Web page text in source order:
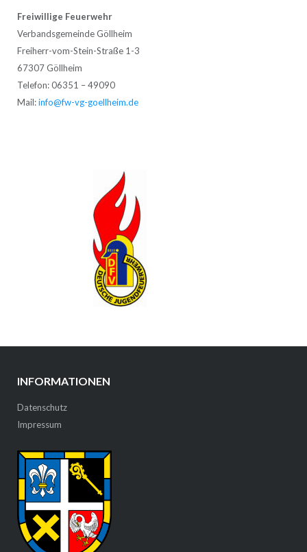
Freiwillige Feuerwehr
Verbandsgemeinde Göllheim
Freiherr-vom-Stein-Straße 1-3
67307 Göllheim
Telefon: 06351 – 49090
Mail:info@fw-vg-goellheim.de
INFORMATIONEN
Datenschutz
Impressum